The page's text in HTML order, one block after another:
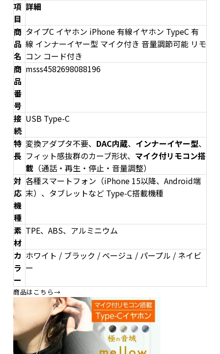
項
目
詳細
商
品
名
タイプC イヤホン iPhone 有線イヤホン TypeC 有
線 インナーイヤー型 マイク付き 音量調節可能 リモ
コン コード付き
商
品
番
号
msss4582698088196
接
続
USB Type-C
特
長
変換アダプタ不要、 DAC内蔵、 インナーイヤー型、
フィット感抜群のカーブ形状、 マイク付リモコン搭
載（通話・再生・停止・音量調整）
対
応
機
種
各種スマートフォン（iPhone 15以降、Android端
末）、タブレットなど Type-C搭載機種
素
材
TPE、ABS、アルミニウム
カ
ラ
ー
ホワイト / ブラック / ベージュ / パープル / ネイビ
ー
商品はこちら→